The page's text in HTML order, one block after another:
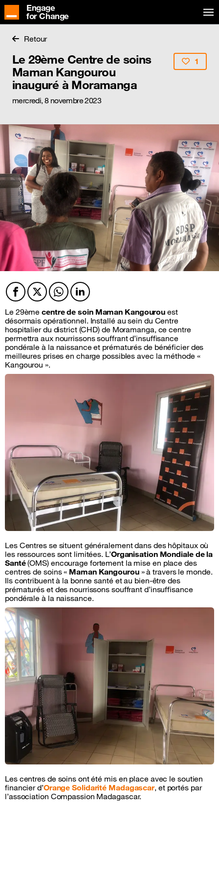
Engage
for Change
Retour
Le 29ème Centre de soins
Maman Kangourou
inauguré à Moramanga
mercredi, 8 novembre 2023
1
Facebook
TwitterTwitterTwitter
Le 29èmecentre de soin Maman Kangourou est
désormais opérationnel. Installé au sein du Centre
hospitalier du district (CHD) de Moramanga, ce centre
permettra aux nourrissons souffrant d’insuffisance
pondérale à la naissance et prématurés de bénéficier des
meilleures prises en charge possibles avec la méthode «
Kangourou ».
Les Centres se situent généralement dans des hôpitaux où
les ressources sont limitées. L’Organisation Mondiale de la
Santé(OMS) encourage fortement la mise en place des
centres de soins « Maman Kangourou» à travers le monde.
Ils contribuent à la bonne santé et au bien-être des
prématurés et des nourrissons souffrant d’insuffisance
pondérale à la naissance.
Les centres de soins ont été mis en place avec le soutien
financier d’Orange Solidarité Madagascar, et portés par
l’association Compassion Madagascar.